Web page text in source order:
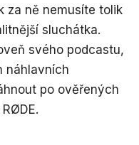
za ně nemusíte tolik
sluchátka.
svého podcastu,
náhlavních
po ověřených